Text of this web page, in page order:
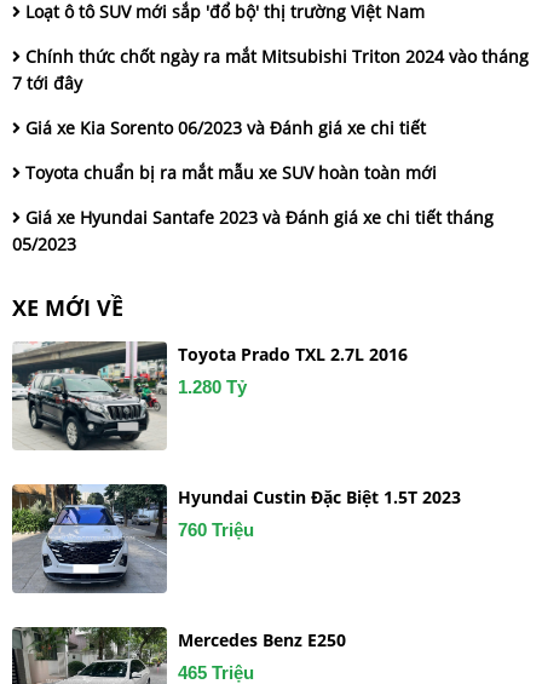
Loạt ô tô SUV mới sắp 'đổ bộ' thị trường Việt Nam
Chính thức chốt ngày ra mắt Mitsubishi Triton 2024 vào tháng
7 tới đây
Giá xe Kia Sorento 06/2023 và Đánh giá xe chi tiết
Toyota chuẩn bị ra mắt mẫu xe SUV hoàn toàn mới
Giá xe Hyundai Santafe 2023 và Đánh giá xe chi tiết tháng
05/2023
XE MỚI VỀ
Toyota Prado TXL 2.7L 2016
1.280 Tỷ
Hyundai Custin Đặc Biệt 1.5T 2023
760 Triệu
Mercedes Benz E250
465 Triệu